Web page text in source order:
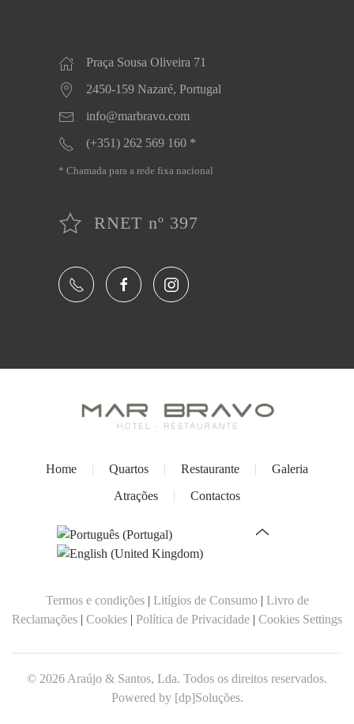
Praça Sousa Oliveira 71
2450-159 Nazaré, Portugal
info@marbravo.com
(+351) 262 569 160 *
* Chamada para a rede fixa nacional
RNET nº 397
Home Quartos Restaurante
Galeria
Atrações
Contactos
Termos e condições| Litígios de Consumo| Livro de
Reclamações | Cookies | Política de Privacidade | Cookies Settings
© 2026 Araújo & Santos, Lda. Todos os direitos reservados.
Powered by [dp]Soluções.